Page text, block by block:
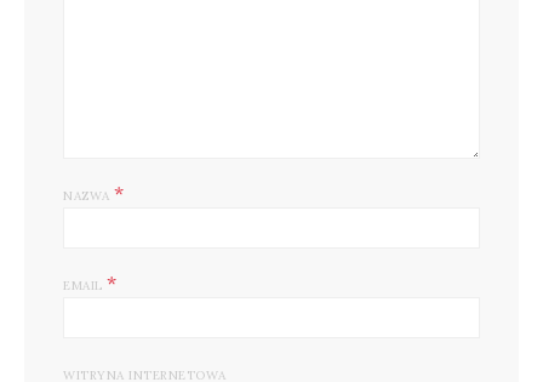
NAZWA *
EMAIL *
WITRYNA INTERNETOWA